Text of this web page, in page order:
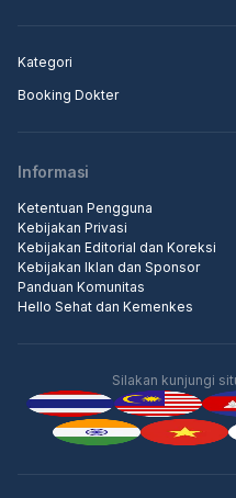
Kategori
Booking Dokter
Informasi
Ketentuan Pengguna
Kebijakan Privasi
Kebijakan Editorial dan Koreksi
Kebijakan Iklan dan Sponsor
Panduan Komunitas
Hello Sehat dan Kemenkes
Silakan kunjungi